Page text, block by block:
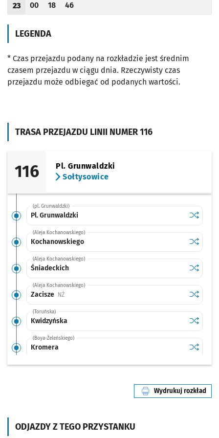
TRASA PRZEJAZDU LINII NUMER 116
116
Pl. Grunwaldzki
Sołtysowice
(pl. Grunwaldzki)
Pl. Grunwaldzki Sprawdź
Pl.
(Aleja Kochanowskiego)
Kochanowskiego Sprawdź
(Aleja Kochanowskiego)
Śniadeckich Sprawdź
(Aleja Kochanowskiego)
Zacisze NŻPrzystanek na życzenie Sprawdź
Zacisze
(Toruńska)
Kwidzyńska Sprawdź
(Boya-Żeleńskiego)
Kromera Sprawdź
Kromera
(Boya-Żeleńskiego)
Sprawdź
Pl. Daniłowskiego
Wydrukuj rozkład
linii nr 116
ODJAZDY Z TEGO PRZYSTANKU
Godzina odjazdu
23
Odjazd
00
minut po godzinie 23
Odjazd
18
minut po godzinie 23
Odjazd
46
minut po godzinie 23
LEGENDA
* Czas przejazdu podany na rozkładzie jest średnim
czasem przejazdu w ciągu dnia. Rzeczywisty czas
przejazdu może odbiegać od podanych wartości.